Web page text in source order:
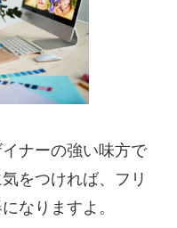
ナーの強い味方で
をつければ、フリ
なりますよ。